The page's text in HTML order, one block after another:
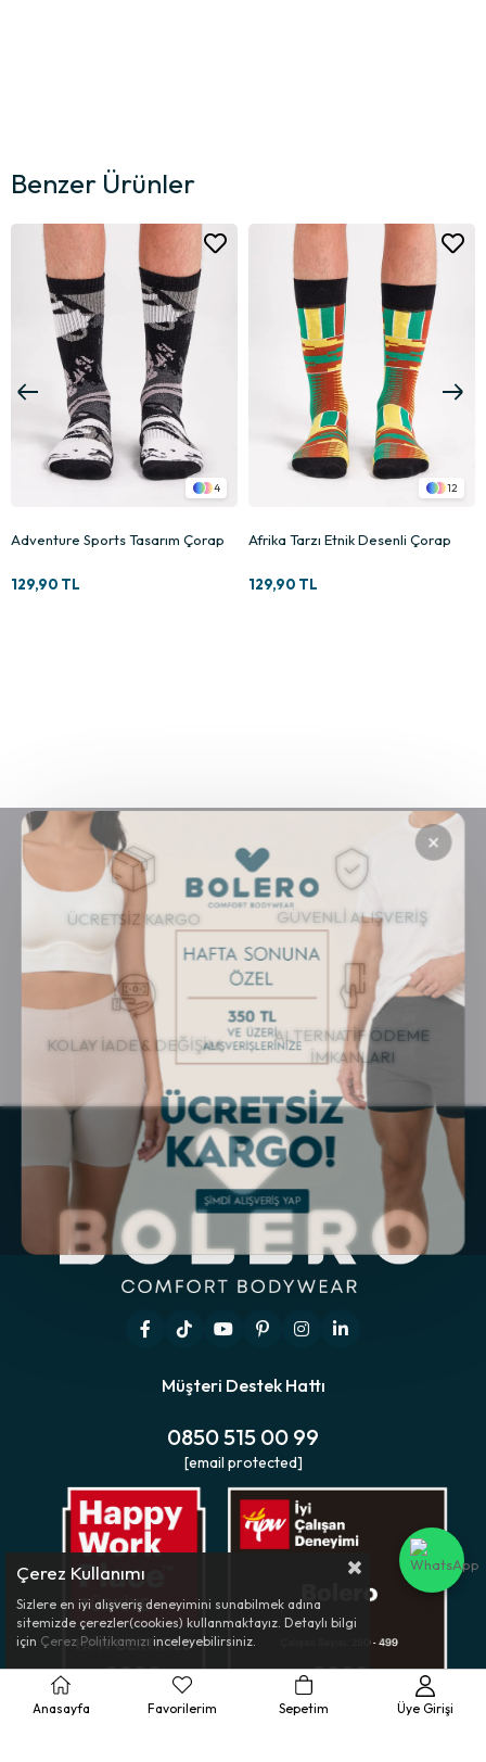
Benzer Ürünler
12
Afrika Tarzı Etnik Desenli Çorap
129,90 TL
11
Çağla Yeşili Renkli Düz Merserize
129,90 TL
ÜCRETSİZ KARGO GÜVENLİ ALIŞVERİŞ
KOLAY İADE & DEĞİŞİM
ALTERNATİF ÖDEME
İMKANLARI
Müşteri Destek Hattı
0850 515 00 99
[email protected]
Çerez Kullanımı
Sizlere en iyi alışveriş deneyimini sunabilmek adına
sitemizde çerezler(cookies) kullanmaktayız. Detaylı bilgi
için Çerez Politikamızı inceleyebilirsiniz.
Anasayfa Favorilerim Sepetim Üye Girişi
×